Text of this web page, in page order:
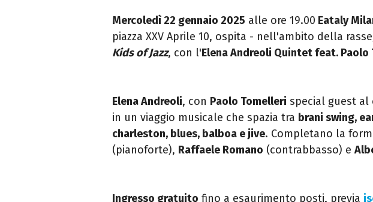
Mercoledì 22 gennaio 2025 alle ore 19.00 Eataly
piazza XXV Aprile 10, ospita - nell'ambito della
Kids of Jazz, con l'Elena Andreoli Quintet feat. Paolo
Elena Andreoli, con Paolo Tomelleri special guest
in un viaggio musicale che spazia tra brani swing,
charleston, blues, balboa e jive. Completano la
(pianoforte), Raffaele Romano (contrabbasso) e
Ingresso gratuito fino a esaurimento posti, previa